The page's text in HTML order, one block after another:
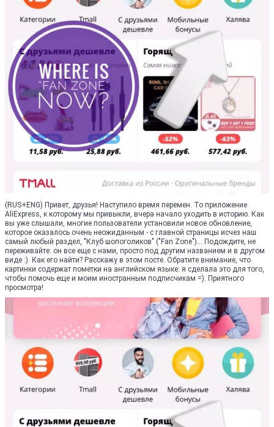
(RUS+ENG) Привет, друзья! Наступило время перемен. То приложение
AliExpress, к которому мы привыкли, вчера начало уходить в историю. Как
вы уже слышали, многие пользователи установили новое обновление,
которое оказалось очень неожиданным - с главной страницы исчез наш
самый любый раздел, "Клуб шопоголиков" ("Fan Zone")... Подождите, не
переживайте: он все еще с нами, просто под другим названием и в другом
виде :). Как его найти? Расскажу в этом посте. Обратите внимание, что
картинки содержат пометки на английском языке: я сделала это для того,
чтобы помочь еще и моим иностранным подписчикам =). Приятного
просмотра!